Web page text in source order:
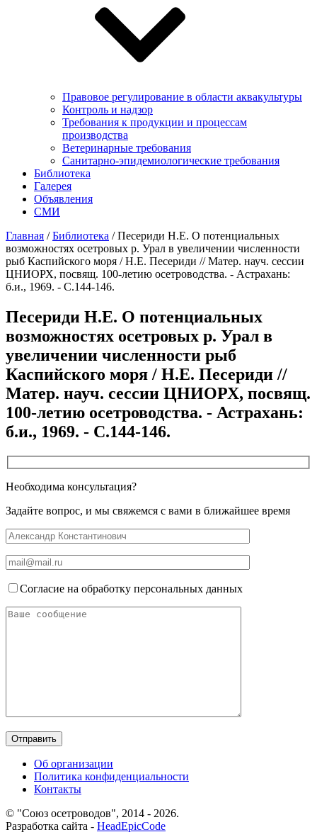
Правовое регулирование в области аквакультуры
Контроль и надзор
Требования к продукции и процессам
производства
Ветеринарные требования
Санитарно-эпидемиологические требования
Библиотека
Галерея
Объявления
СМИ
Главная /Библиотека /Песериди Н.Е. О потенциальных
возможностях осетровых р. Урал в увеличении численности
рыб Каспийского моря / Н.Е. Песериди // Матер. науч. сессии
ЦНИОРХ, посвящ. 100-летию осетроводства. - Астрахань:
б.и., 1969. - С.144-146.
Песериди Н.Е. О потенциальных
возможностях осетровых р. Урал в
увеличении численности рыб
Каспийского моря / Н.Е. Песериди //
Матер. науч. сессии ЦНИОРХ, посвящ.
100-летию осетроводства. - Астрахань:
б.и., 1969. - С.144-146.
Необходима консультация?
Задайте вопрос, и мы свяжемся с вами в ближайшее время
Согласие на обработку персональных данных
Об организации
Политика конфиденциальности
Контакты
© "Союз осетроводов", 2014 - 2026.
Разработка сайта - HeadEpicCode